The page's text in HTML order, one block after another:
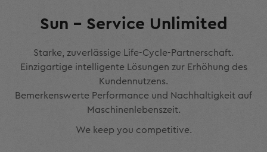
Sun – Service Unlimited
Starke, zuverlässige Life-Cycle-Partnerschaft.
Einzigartige intelligente Lösungen zur Erhöhung des
Kundennutzens.
Bemerkenswerte Performance und Nachhaltigkeit auf
Maschinenlebenszeit.
We keep you competitive.